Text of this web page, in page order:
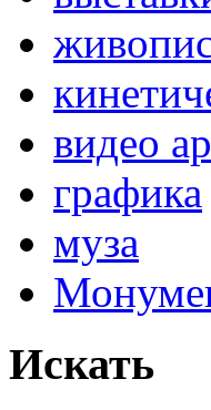
видео
графика
муза
Искать